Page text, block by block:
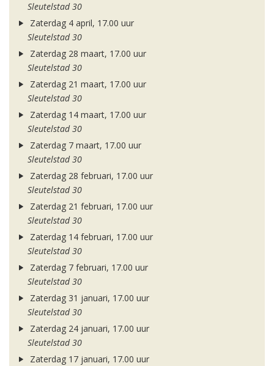
Sleutelstad 30
Zaterdag 4 april, 17.00 uur
Sleutelstad 30
Zaterdag 28 maart, 17.00 uur
Sleutelstad 30
Zaterdag 21 maart, 17.00 uur
Sleutelstad 30
Zaterdag 14 maart, 17.00 uur
Sleutelstad 30
Zaterdag 7 maart, 17.00 uur
Sleutelstad 30
Zaterdag 28 februari, 17.00 uur
Sleutelstad 30
Zaterdag 21 februari, 17.00 uur
Sleutelstad 30
Zaterdag 14 februari, 17.00 uur
Sleutelstad 30
Zaterdag 7 februari, 17.00 uur
Sleutelstad 30
Zaterdag 31 januari, 17.00 uur
Sleutelstad 30
Zaterdag 24 januari, 17.00 uur
Sleutelstad 30
Zaterdag 17 januari, 17.00 uur